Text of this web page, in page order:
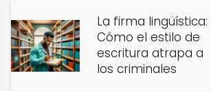
La firma lingüística:
Cómo el estilo de
escritura atrapa a
los criminales